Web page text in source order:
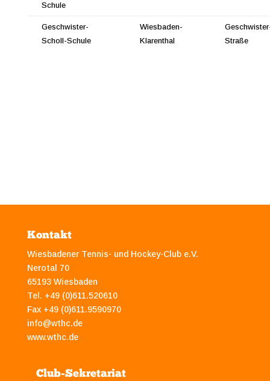
Schule
Geschwister-
Scholl-Schule
Wiesbaden-
Klarenthal
Straße
Kontakt
Wiesbadener Tennis- und Hockey-Club e.V.
Nerotal 70
65193 Wiesbaden
Tel. +49 (0)611.520610
Fax +49 (0)611.9590970
info@wthc.de
www.wthc.de
Club-Sekretariat